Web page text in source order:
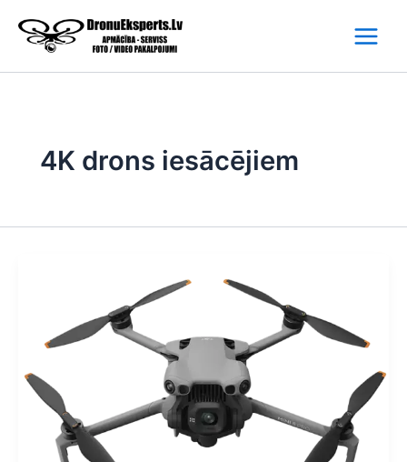
content
4K drons iesācējiem